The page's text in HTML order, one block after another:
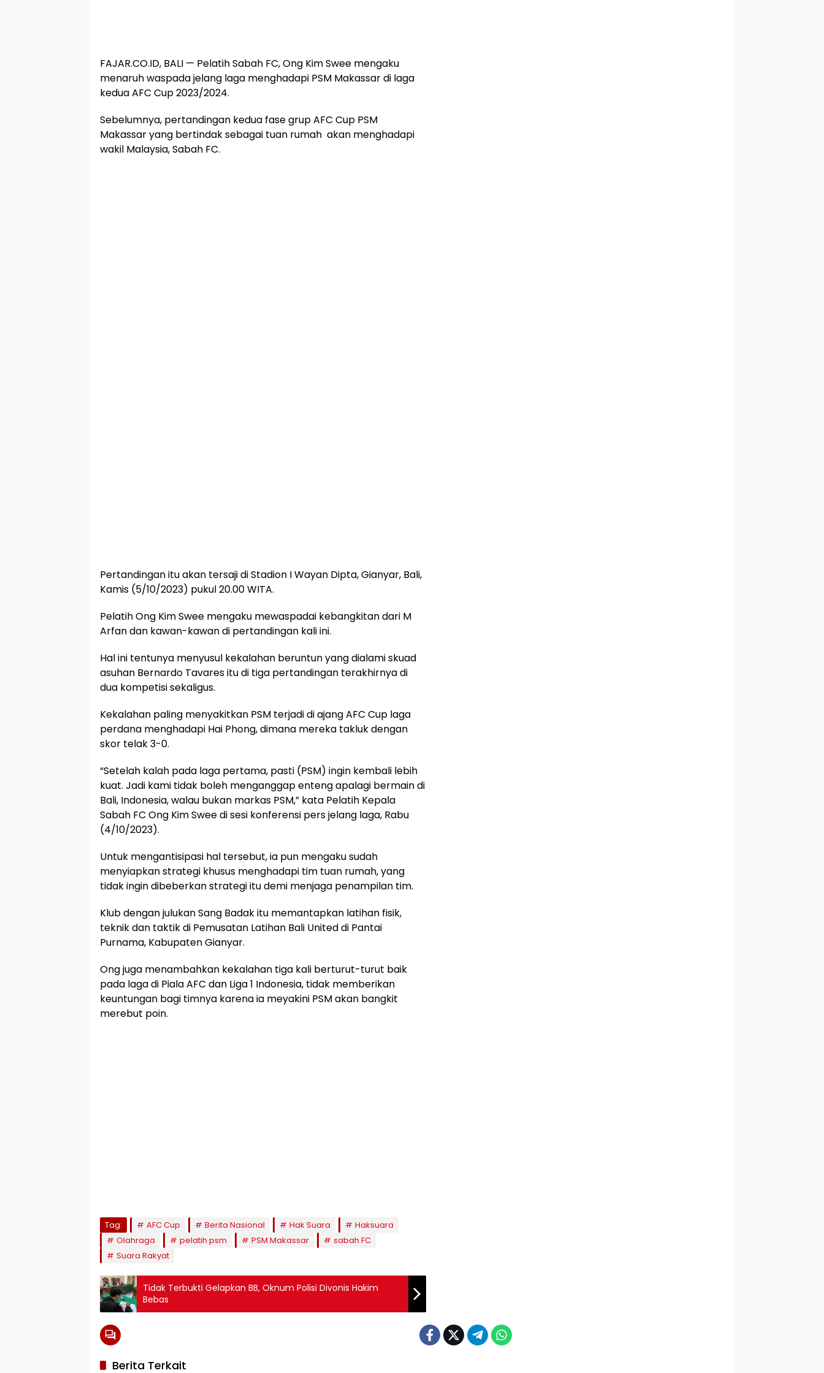
FAJAR.CO.ID, BALI — Pelatih Sabah FC, Ong Kim Swee mengaku
menaruh waspada jelang laga menghadapi PSM Makassar di laga
kedua AFC Cup 2023/2024.
Sebelumnya, pertandingan kedua fase grup AFC Cup PSM
Makassar yang bertindak sebagai tuan rumah akan menghadapi
wakil Malaysia, Sabah FC.
Pertandingan itu akan tersaji di Stadion I Wayan Dipta, Gianyar, Bali,
Kamis (5/10/2023) pukul 20.00 WITA.
Pelatih Ong Kim Swee mengaku mewaspadai kebangkitan dari M
Arfan dan kawan-kawan di pertandingan kali ini.
Hal ini tentunya menyusul kekalahan beruntun yang dialami skuad
asuhan Bernardo Tavares itu di tiga pertandingan terakhirnya di
dua kompetisi sekaligus.
Kekalahan paling menyakitkan PSM terjadi di ajang AFC Cup laga
perdana menghadapi Hai Phong, dimana mereka takluk dengan
skor telak 3-0.
“Setelah kalah pada laga pertama, pasti (PSM) ingin kembali lebih
kuat. Jadi kami tidak boleh menganggap enteng apalagi bermain di
Bali, Indonesia, walau bukan markas PSM,” kata Pelatih Kepala
Sabah FC Ong Kim Swee di sesi konferensi pers jelang laga, Rabu
(4/10/2023).
Untuk mengantisipasi hal tersebut, ia pun mengaku sudah
menyiapkan strategi khusus menghadapi tim tuan rumah, yang
tidak ingin dibeberkan strategi itu demi menjaga penampilan tim.
Klub dengan julukan Sang Badak itu memantapkan latihan fisik,
teknik dan taktik di Pemusatan Latihan Bali United di Pantai
Purnama, Kabupaten Gianyar.
Ong juga menambahkan kekalahan tiga kali berturut-turut baik
pada laga di Piala AFC dan Liga 1 Indonesia, tidak memberikan
keuntungan bagi timnya karena ia meyakini PSM akan bangkit
merebut poin.
Tag: AFC Cup Berita Nasional Hak Suara
Haksuara
Olahraga
pelatih psm PSM Makassar
sabah FC
Suara Rakyat
Tidak Terbukti Gelapkan BB, Oknum Polisi Divonis Hakim
Bebas
Berita Terkait